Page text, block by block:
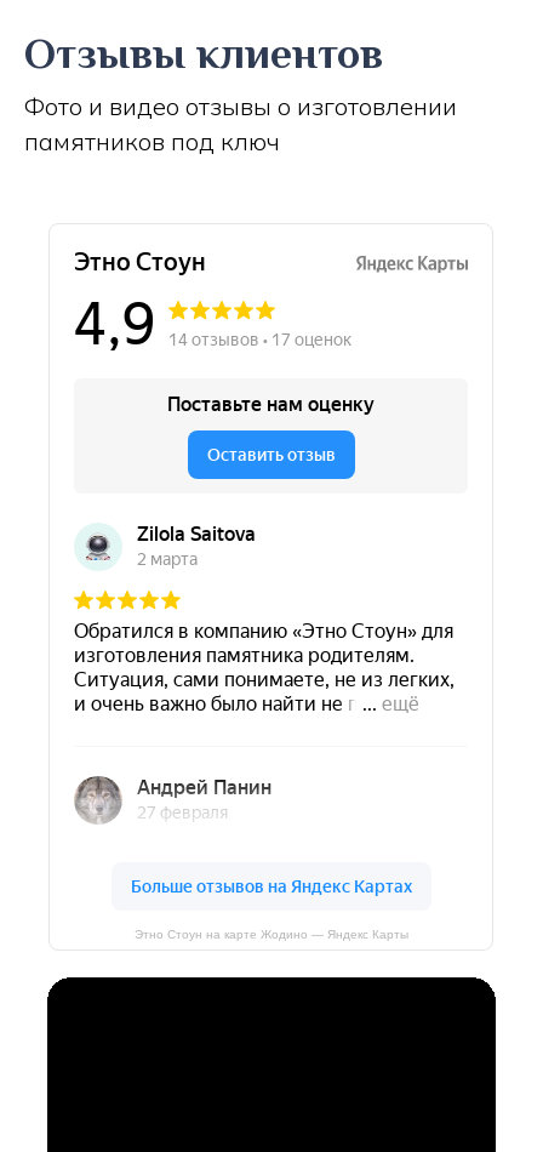
Отзывы клиентов
Фото и видео отзывы о изготовлении
памятников под ключ
Этно Стоун на карте Жодино — Яндекс Карты